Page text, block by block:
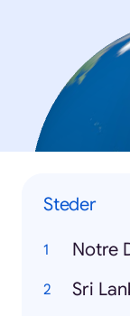
Steder
Notre
Sri